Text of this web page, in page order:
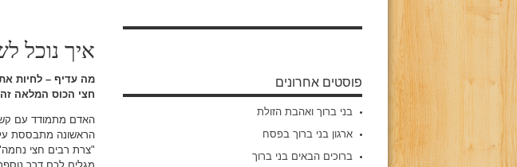
איך נוכל
מה עדיף – לחיות
חצי הכוס המלאה
האדם מתמודד עם
הראשונה מתבססת
"צרת רבים חצי
פוסטים אחרונים
בני ברוך ואהבת הזולת
ארגון בני ברוך בפסח
ברוכים הבאים בני ברוך